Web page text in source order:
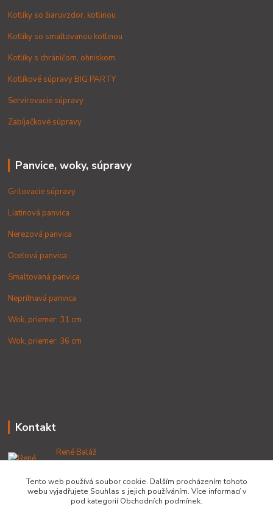
Kotlíky so žiaruvzdor. kotlinou
Kotlíky so smaltovanou kotlinou
Kotlíky s chráničom, ohniskom
Kotlíkové súpravy BIG PARTY
Servírovacie súpravy
Zabíjačkové súpravy
Panvice, woky, súpravy
Grilovacie súpravy
Liatinová panvica
Nerezová panvica
Oceľová panvica
Smaltovaná panvica
Nepriľnavá panvica
Wok, priemer: 31 cm
Wok, priemer: 36 cm
Kontakt
René Baláž
+421 902 212 007
od 8:00 - do 16:00 hod
info@lacnekotliky.sk
Tento web používá soubor cookie. Dalším procházením tohoto
webu vyjadřujete Souhlas s jejich používáním. Více informací v
pod kategorií Obchodních podmínek.